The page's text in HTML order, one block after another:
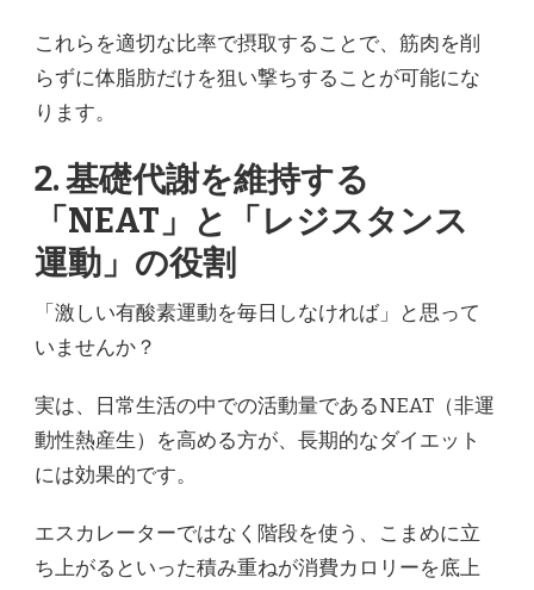
これらを適切な比率で摂取することで、筋肉を削
らずに体脂肪だけを狙い撃ちすることが可能にな
ります。
2. 基礎代謝を維持する
「NEAT」と「レジスタンス
運動」の役割
「激しい有酸素運動を毎日しなければ」と思って
いませんか？
実は、日常生活の中での活動量であるNEAT（非運
動性熱産生）を高める方が、長期的なダイエット
には効果的です。
エスカレーターではなく階段を使う、こまめに立
ち上がるといった積み重ねが消費カロリーを底上